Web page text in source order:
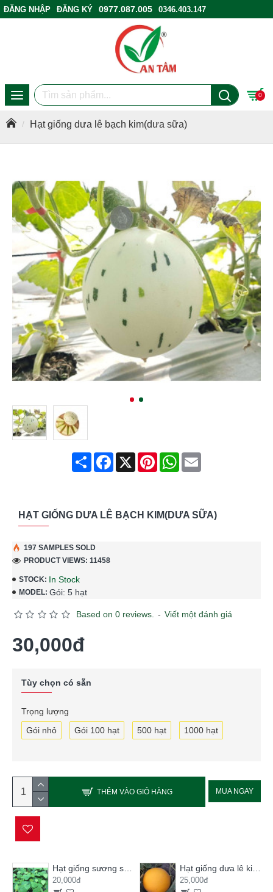
ĐĂNG NHẬP ĐĂNG KÝ 0977.087.005
0346.403.147
0
Hạt giống dưa lê bạch kim(dưa sữa)
ShareFacebook
X PinterestWhatsApp
Email
HẠT GIỐNG DƯA LÊ BẠCH KIM(DƯA SỮA)
STOCK: In Stock
MODEL: Gói: 5 hạt
197 SAMPLES SOLD
PRODUCT VIEWS: 11458
Based on 0 reviews. - Viết một đánh giá
30,000đ
Tùy chọn có sẵn
Trọng lượng
Gói nhỏ
Gói 100 hạt 500 hạt 1000 hạt
THÊM VÀO GIỎ HÀNG MUA NGAY
Hạt giống sương sâm lông
20,000đ
Hạt giống dưa lê kim hoàng hậu
25,000đ